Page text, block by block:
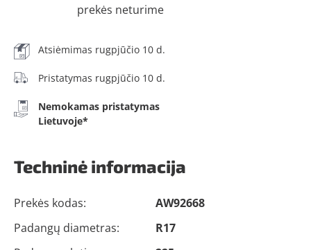
prekės neturime
Atsiėmimas rugpjūčio 10 d.
Pristatymas rugpjūčio 10 d.
Nemokamas pristatymas
Lietuvoje*
Techninė informacija
Prekės kodas:
AW92668
Padangų diametras:
R17